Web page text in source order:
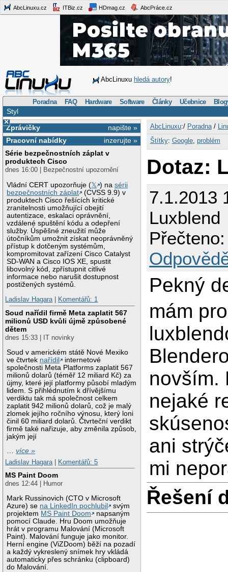
AbcLinuxu.cz ITBiz.cz HDmag.cz AbcPráce.cz
AbcLinuxu hledá autory!
Poradna FAQ Hardware Software Články Učebnice
Styl
×
napište »
Zprávičky
inzerujte »
Pracovní nabídky
Série bezpečnostních záplat v
produktech Cisco
dnes 16:00 | Bezpečnostní upozornění
Vládní CERT upozorňuje (𝕏 ) nasérii
bezpečnostních záplat
(CVSS 9.9) v
produktech Cisco řešících kritické
zranitelnosti umožňující obejití
autentizace, eskalaci oprávnění,
vzdálené spuštění kódu a odepření
služby. Úspěšné zneužití může
útočníkům umožnit získat neoprávněný
přístup k dotčeným systémům,
kompromitovat zařízení Cisco Catalyst
SD-WAN a Cisco IOS XE, spustit
libovolný kód, zpřístupnit citlivé
informace nebo narušit dostupnost
postižených systémů.
Ladislav Hagara| Komentářů: 1
Soud nařídil firmě Meta zaplatit 567
milionů USD kvůli újmě způsobené
dětem
dnes 15:33 | IT novinky
Soud v americkém státě Nové Mexiko
ve čtvrtek nařídil
internetové
společnosti Meta Platforms zaplatit 567
milionů dolarů (téměř 12 miliard Kč) za
újmy, které její platformy působí mladým
lidem. S přihlédnutím k dřívějšímu
verdiktu tak má společnost celkem
zaplatit 942 milionů dolarů, což je malý
zlomek jejího ročního výnosu, který loni
činil 60 miliard dolarů. Čtvrteční verdikt
firmě také nařizuje, aby změnila způsob,
jakým její
…více »
Ladislav Hagara
Komentářů: 5
MS Paint Doom
dnes 12:44 | Humor
Mark Russinovich (CTO v Microsoft
Azure) se na LinkedIn pochlubil
svým
projektem MS Paint Doom
napsaným
pomocí Claude. Hru Doom umožňuje
hrát v programu Malování (Microsoft
Paint). Malování funguje jako monitor.
Herní engine (ViZDoom) běží na pozadí
a každý vykreslený snímek hry vkládá
automaticky přes schránku (clipboard)
do Malování.
AbcLinuxu:/ Poradna/
Štítky: Google, problém
Dotaz:
7.1.2013
Luxblend
Pekný
mám
novším.
nejaké
ani
mi
Řešení